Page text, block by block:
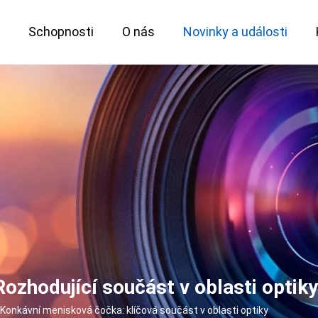
Schopnosti O nás Novinky a události
součást v oblasti optiky
Konkávní menisková čočka: klíčová součást v oblasti optiky